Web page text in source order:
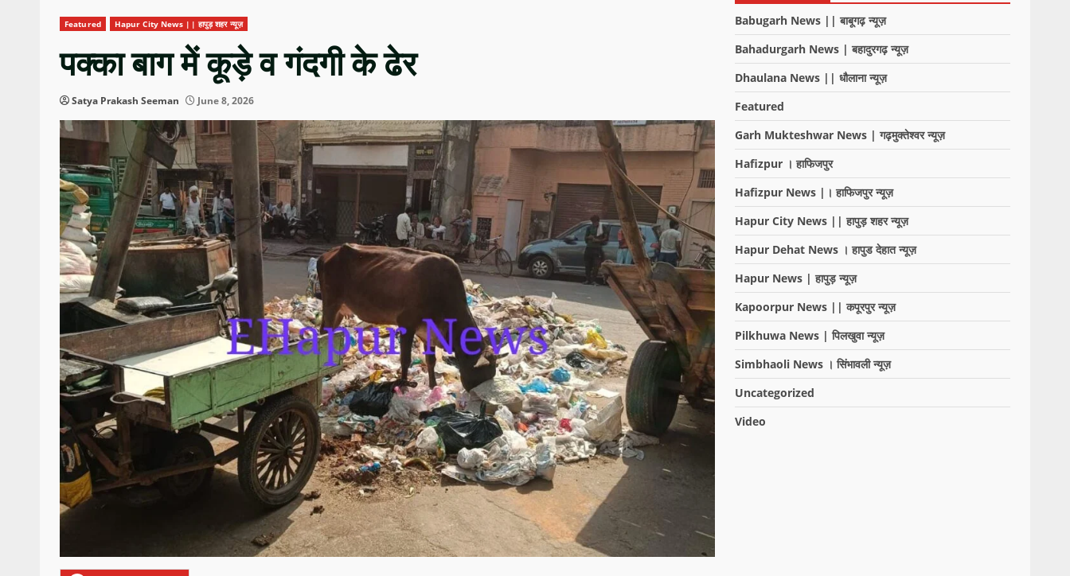
Featured Hapur City News || हापुड़ शहर न्यूज़
पक्का बाग में कूड़े व गंदगी के ढेर
Satya Prakash Seeman June 8, 2026
Babugarh News || बाबूगढ़ न्यूज़
Bahadurgarh News | बहादुरगढ़ न्यूज़
Dhaulana News || धौलाना न्यूज़
Featured
Garh Mukteshwar News | गढ़मुक्तेश्वर न्यूज़
Hafizpur । हाफिजपुर
Hafizpur News |। हाफिजपुर न्यूज़
Hapur City News || हापुड़ शहर न्यूज़
Hapur Dehat News । हापुड देहात न्यूज़
Hapur News | हापुड़ न्यूज़
Kapoorpur News || कपूरपुर न्यूज़
Pilkhuwa News | पिलखुवा न्यूज़
Simbhaoli News । सिंभावली न्यूज़
Uncategorized
Video